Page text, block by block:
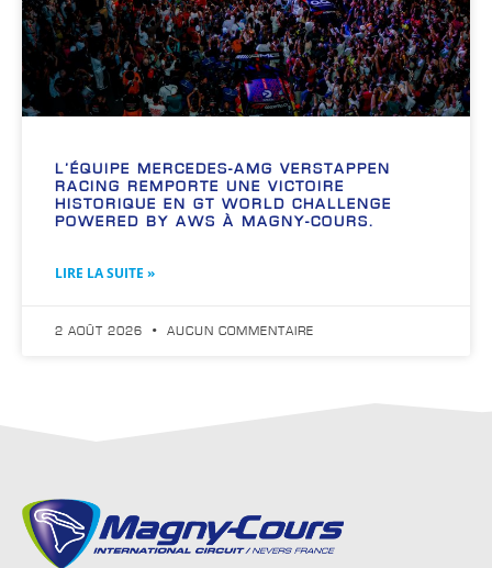
L’ÉQUIPE MERCEDES-AMG VERSTAPPEN
RACING REMPORTE UNE VICTOIRE
HISTORIQUE EN GT WORLD CHALLENGE
POWERED BY AWS À MAGNY-COURS.
LIRE LA SUITE »
2 AOÛT 2026 AUCUN COMMENTAIRE